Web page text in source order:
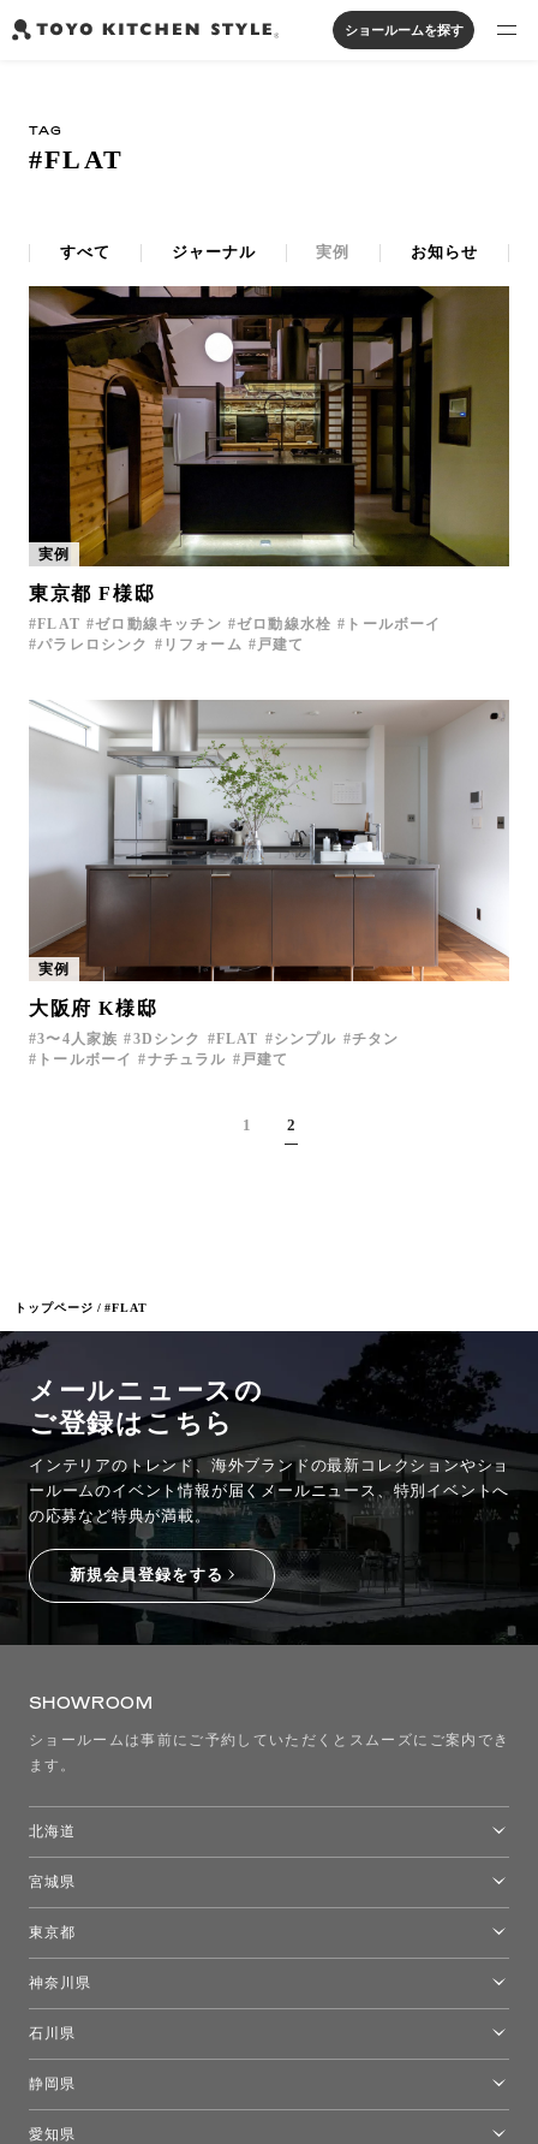
オープンキッチン
実例から探す
私たちについて
ジャーナルを読む
オンラインストア
お知らせ
カタログを見る
よくあるご質問
お問い合わせ
サポート
LANGUAGE : EN
オンライン見積もり ショールームを探す
ショールームを探す
トップページ #FLAT
TAG
#FLAT
すべて ジャーナル 実例 お知らせ
実例
東京都 F様邸
FLAT ゼロ動線キッチン ゼロ動線水栓
トールボーイ
パラレロシンク
リフォーム 戸建て
実例
大阪府 K様邸
3〜4人家族 3Dシンク FLAT シンプル
チタン
トールボーイ
ナチュラル 戸建て
1 2
メールニュースの
ご登録はこちら
インテリアのトレンド、海外ブランドの最新コレクションやショ
ールームのイベント情報が 届くメールニュース、特別イベントへ
の応募など特典が満載。
新規会員登録をする
SHOWROOM
ショールームは事前にご予約していただくとスムーズにご案内でき
ます。
北海道
宮城県
東京都
モーイ東京
キーブー東京
FLOS｜フロスデザインスペース青山
神奈川県
石川県
静岡県
愛知県